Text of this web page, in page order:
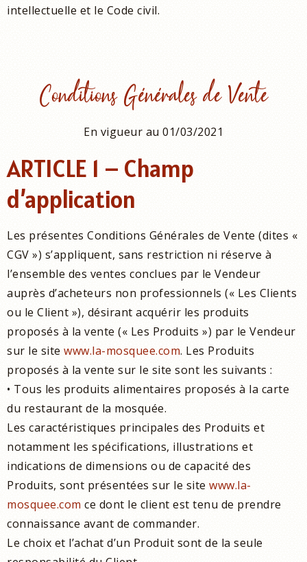
intellectuelle et le Code civil.
Conditions Générales de Vente
En vigueur au 01/03/2021
ARTICLE 1 – Champ
d’application
Les présentes Conditions Générales de Vente (dites «
CGV ») s’appliquent, sans restriction ni réserve à
l’ensemble des ventes conclues par le Vendeur
auprès d’acheteurs non professionnels (« Les Clients
ou le Client »), désirant acquérir les produits
proposés à la vente (« Les Produits ») par le Vendeur
sur le site www.la-mosquee.com. Les Produits
proposés à la vente sur le site sont les suivants :
• Tous les produits alimentaires proposés à la carte
du restaurant de la mosquée.
Les caractéristiques principales des Produits et
notamment les spécifications, illustrations et
indications de dimensions ou de capacité des
Produits, sont présentées sur le site www.la-
mosquee.com ce dont le client est tenu de prendre
connaissance avant de commander.
Le choix et l’achat d’un Produit sont de la seule